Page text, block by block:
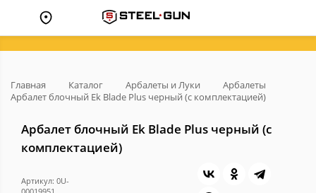
Главная Каталог Арбалеты и Луки
Арбалеты
Арбалет блочный Ek Blade Plus черный (с комплектацией)
Арбалет блочный Ek Blade Plus черный (с
комплектацией)
Артикул: 0U-